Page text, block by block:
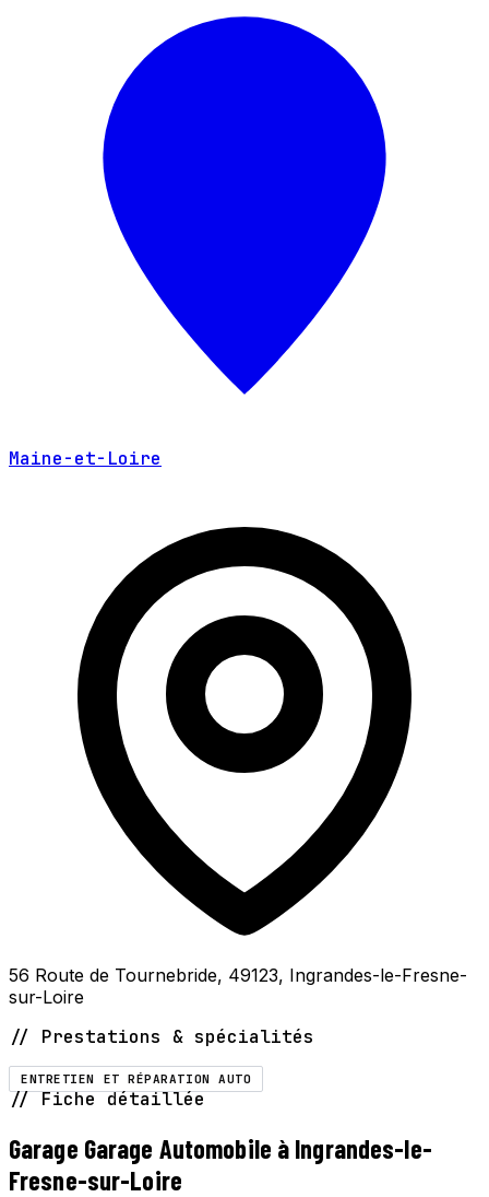
Maine-et-Loire
56 Route de Tournebride, 49123, Ingrandes-le-Fresne-
sur-Loire
// Prestations & spécialités
ENTRETIEN ET RÉPARATION AUTO
// Fiche détaillée
Garage Garage Automobile à Ingrandes-le-
Fresne-sur-Loire